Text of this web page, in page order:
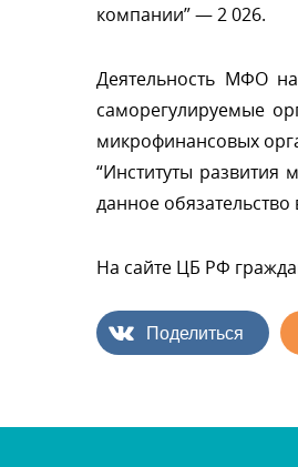
компании” — 2 026.
Деятельность МФО
саморегулируемые
микрофинансовых
“Институты
данное
На сайте ЦБ РФ
Поделиться